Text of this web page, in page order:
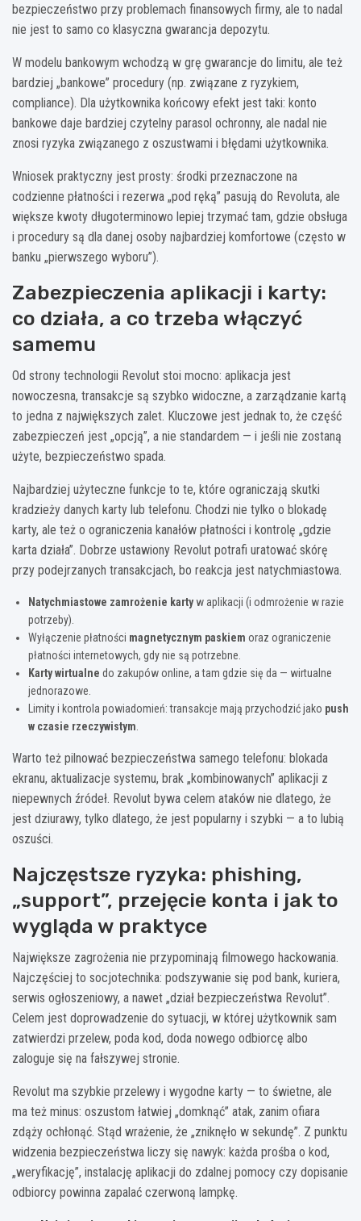
bezpieczeństwo przy problemach finansowych firmy, ale to nadal
nie jest to samo co klasyczna gwarancja depozytu.
W modelu bankowym wchodzą w grę gwarancje do limitu, ale też
bardziej „bankowe” procedury (np. związane z ryzykiem,
compliance). Dla użytkownika końcowy efekt jest taki: konto
bankowe daje bardziej czytelny parasol ochronny, ale nadal nie
znosi ryzyka związanego z oszustwami i błędami użytkownika.
Wniosek praktyczny jest prosty: środki przeznaczone na
codzienne płatności i rezerwa „pod ręką” pasują do Revoluta, ale
większe kwoty długoterminowo lepiej trzymać tam, gdzie obsługa
i procedury są dla danej osoby najbardziej komfortowe (często w
banku „pierwszego wyboru”).
Zabezpieczenia aplikacji i karty:
co działa, a co trzeba włączyć
samemu
Od strony technologii Revolut stoi mocno: aplikacja jest
nowoczesna, transakcje są szybko widoczne, a zarządzanie kartą
to jedna z największych zalet. Kluczowe jest jednak to, że część
zabezpieczeń jest „opcją”, a nie standardem — i jeśli nie zostaną
użyte, bezpieczeństwo spada.
Najbardziej użyteczne funkcje to te, które ograniczają skutki
kradzieży danych karty lub telefonu. Chodzi nie tylko o blokadę
karty, ale też o ograniczenia kanałów płatności i kontrolę „gdzie
karta działa”. Dobrze ustawiony Revolut potrafi uratować skórę
przy podejrzanych transakcjach, bo reakcja jest natychmiastowa.
Natychmiastowe zamrożenie kartyw aplikacji (i odmrożenie w razie
potrzeby).
Wyłączenie płatności magnetycznym paskiem oraz ograniczenie
płatności internetowych, gdy nie są potrzebne.
Karty wirtualne do zakupów online, a tam gdzie się da — wirtualne
jednorazowe.
Limity i kontrola powiadomień: transakcje mają przychodzić jako push
w czasie rzeczywistym
Warto też pilnować bezpieczeństwa samego telefonu: blokada
ekranu, aktualizacje systemu, brak „kombinowanych” aplikacji z
niepewnych źródeł. Revolut bywa celem ataków nie dlatego, że
jest dziurawy, tylko dlatego, że jest popularny i szybki — a to lubią
oszuści.
Najczęstsze ryzyka: phishing,
„support”, przejęcie konta i jak to
wygląda w praktyce
Największe zagrożenia nie przypominają filmowego hackowania.
Najczęściej to socjotechnika: podszywanie się pod bank, kuriera,
serwis ogłoszeniowy, a nawet „dział bezpieczeństwa Revolut”.
Celem jest doprowadzenie do sytuacji, w której użytkownik sam
zatwierdzi przelew, poda kod, doda nowego odbiorcę albo
zaloguje się na fałszywej stronie.
Revolut ma szybkie przelewy i wygodne karty — to świetne, ale
ma też minus: oszustom łatwiej „domknąć” atak, zanim ofiara
zdąży ochłonąć. Stąd wrażenie, że „zniknęło w sekundę”. Z punktu
widzenia bezpieczeństwa liczy się nawyk: każda prośba o kod,
„weryfikację”, instalację aplikacji do zdalnej pomocy czy dopisanie
odbiorcy powinna zapalać czerwoną lampkę.